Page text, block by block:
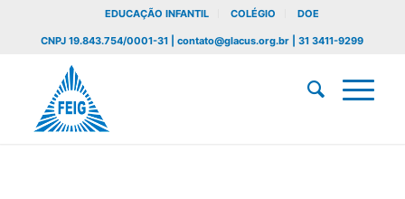
EDUCAÇÃO INFANTIL COLÉGIO DOE
CNPJ 19.843.754/0001-31 | contato@glacus.org.br | 31 3411-9299